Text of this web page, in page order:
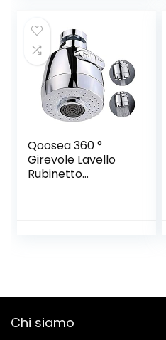
Qoosea 360 °
Girevole Lavello
Rubinetto
Regolatore spray
Testa ugello per
cucina bagno
Chi siamo